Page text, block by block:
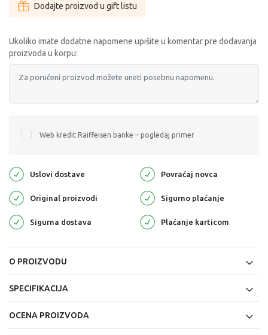
Dodajte proizvod u gift listu
Ukoliko imate dodatne napomene upišite u komentar pre dodavanja
proizvoda u korpu:
Web kredit Raiffeisen banke – pogledaj primer
Uslovi dostave Povraćaj novca
Original proizvodi Sigurno plaćanje
Sigurna dostava Plaćanje karticom
O PROIZVODU
SPECIFIKACIJA
OCENA PROIZVODA